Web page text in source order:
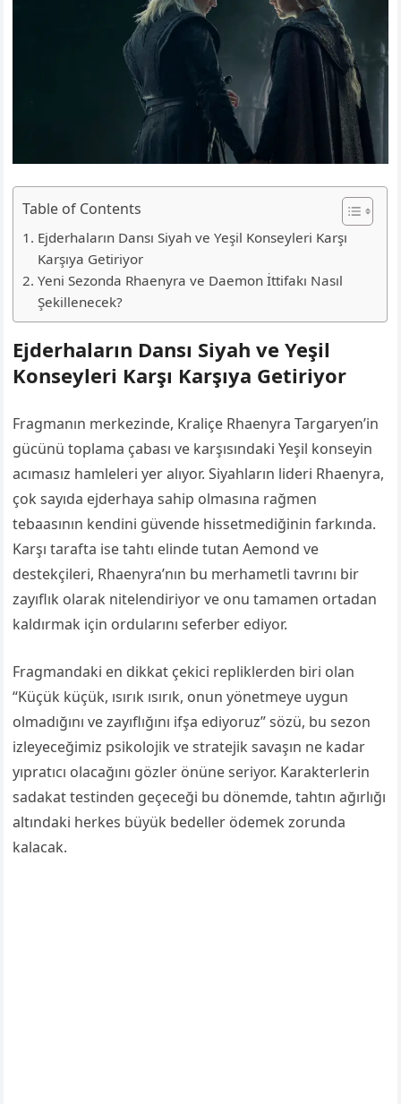
Table of Contents
Ejderhaların Dansı Siyah ve Yeşil Konseyleri Karşı
Karşıya Getiriyor
Yeni Sezonda Rhaenyra ve Daemon İttifakı Nasıl
Şekillenecek?
Ejderhaların Dansı Siyah ve Yeşil
Konseyleri Karşı Karşıya Getiriyor
Fragmanın merkezinde, Kraliçe Rhaenyra Targaryen’in
gücünü toplama çabası ve karşısındaki Yeşil konseyin
acımasız hamleleri yer alıyor. Siyahların lideri Rhaenyra,
çok sayıda ejderhaya sahip olmasına rağmen
tebaasının kendini güvende hissetmediğinin farkında.
Karşı tarafta ise tahtı elinde tutan Aemond ve
destekçileri, Rhaenyra’nın bu merhametli tavrını bir
zayıflık olarak nitelendiriyor ve onu tamamen ortadan
kaldırmak için ordularını seferber ediyor.
Fragmandaki en dikkat çekici repliklerden biri olan
“Küçük küçük, ısırık ısırık, onun yönetmeye uygun
olmadığını ve zayıflığını ifşa ediyoruz” sözü, bu sezon
izleyeceğimiz psikolojik ve stratejik savaşın ne kadar
yıpratıcı olacağını gözler önüne seriyor. Karakterlerin
sadakat testinden geçeceği bu dönemde, tahtın ağırlığı
altındaki herkes büyük bedeller ödemek zorunda
kalacak.